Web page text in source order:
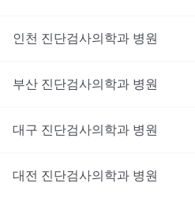
인천 진단검사의학과 병원
부산 진단검사의학과 병원
대구 진단검사의학과 병원
대전 진단검사의학과 병원